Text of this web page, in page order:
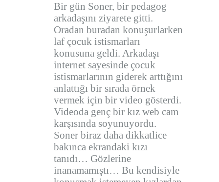
Bir gün Soner, bir pedagog
arkadaşını ziyarete gitti.
Oradan buradan konuşurlarken
laf çocuk istismarları
konusuna geldi. Arkadaşı
internet sayesinde çocuk
istismarlarının giderek arttığını
anlattığı bir sırada örnek
vermek için bir video gösterdi.
Videoda genç bir kız web cam
karşısında soyunuyordu.
Soner biraz daha dikkatlice
bakınca ekrandaki kızı
tanıdı… Gözlerine
inanamamıştı… Bu kendisiyle